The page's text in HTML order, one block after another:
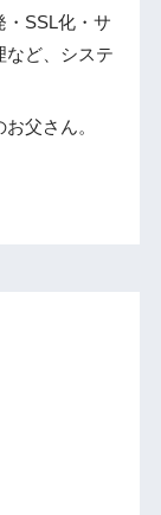
・SSL化・サ
など、システ
父さん。